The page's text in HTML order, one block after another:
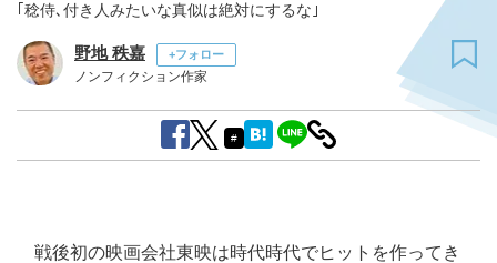
｢稔侍､付き人みたいな真似は絶対にするな｣
野地 秩嘉 +フォロー
ノンフィクション作家
#
戦後初の映画会社東映は時代時代でヒットを作ってき